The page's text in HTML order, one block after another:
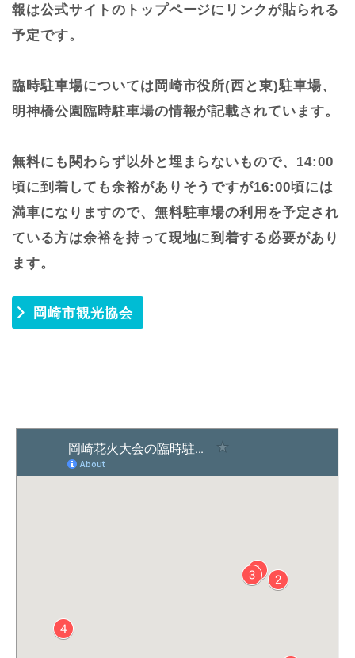
報は公式サイトのトップページにリンクが貼られる
予定です。
臨時駐車場については岡崎市役所(西と東)駐車場、
明神橋公園臨時駐車場の情報が記載されています。
無料にも関わらず以外と埋まらないもので、14:00
頃に到着しても余裕がありそうですが16:00頃には
満車になりますので、無料駐車場の利用を予定され
ている方は余裕を持って現地に到着する必要があり
ます。
岡崎市観光協会